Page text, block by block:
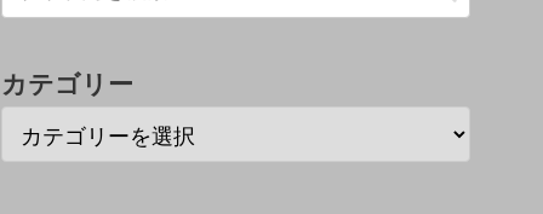
カテゴリー